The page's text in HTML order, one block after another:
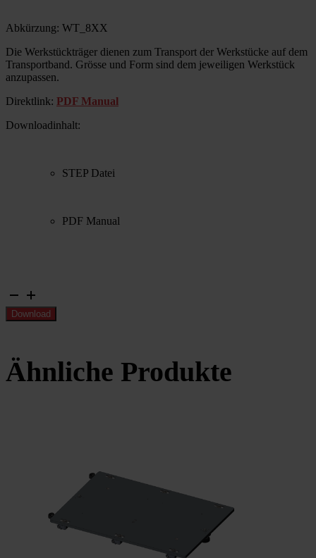
Abkürzung: WT_8XX
Die Werkstückträger dienen zum Transport der Werkstücke auf dem
Transportband. Grösse und Form sind dem jeweiligen Werkstück
anzupassen.
Direktlink: PDF Manual
Downloadinhalt:
STEP Datei
PDF Manual
Werkstückträger
Gr.
2 Download
Ähnliche Produkte